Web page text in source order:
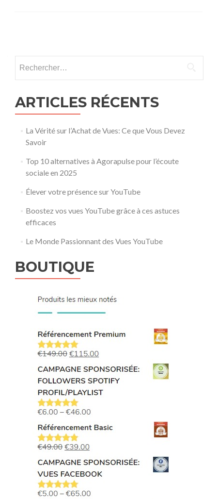
ARTICLES RÉCENTS
La Vérité sur l’Achat de Vues: Ce que Vous Devez
Savoir
Top 10 alternatives à Agorapulse pour l’écoute
sociale en 2025
Élever votre présence sur YouTube
Boostez vos vues YouTube grâce à ces astuces
efficaces
Le Monde Passionnant des Vues YouTube
BOUTIQUE